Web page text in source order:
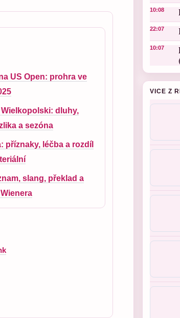
US Open: prohra ve
dluhy,
a sezóna
příznaky, léčba a rozdíl
slang, překlad a
10:08
22:07
10:07
VICE Z